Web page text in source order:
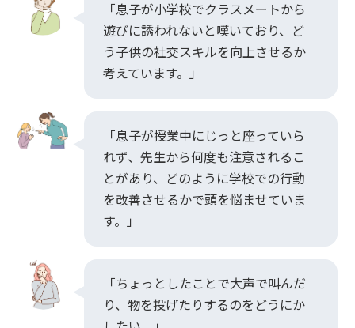
「息子が小学校でクラスメートから
遊びに誘われないと嘆いており、ど
う子供の社交スキルを向上させるか
考えています。」
「息子が授業中にじっと座っていら
れず、先生から何度も注意されるこ
とがあり、どのように学校での行動
を改善させるかで頭を悩ませていま
す。」
「ちょっとしたことで大声で叫んだ
り、物を投げたりするのをどうにか